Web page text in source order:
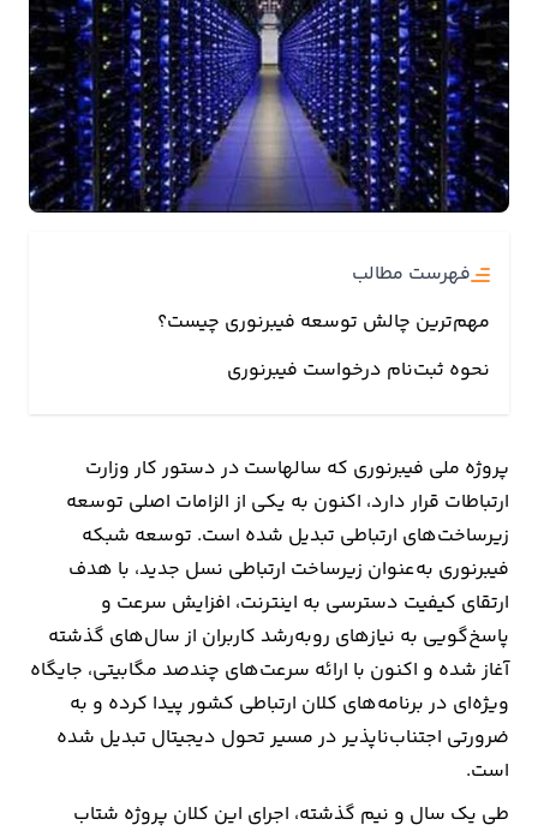
راه
و
مسکن
اقتصاد
ارتباطات
نوتیف
شناور
فهرست مطالب
مهم‌ترین چالش توسعه فیبرنوری چیست؟
نحوه ثبت‌نام درخواست فیبرنوری
پروژه ملی فیبرنوری که سالهاست در دستور کار وزارت
ارتباطات قرار دارد، اکنون به یکی از الزامات اصلی توسعه
زیرساخت‌های ارتباطی تبدیل شده است. توسعه شبکه
فیبرنوری به‌عنوان زیرساخت ارتباطی نسل جدید، با هدف
ارتقای کیفیت دسترسی به اینترنت، افزایش سرعت و
پاسخ‌گویی به نیازهای روبه‌رشد کاربران از سال‌های گذشته
آغاز شده و اکنون با ارائه سرعت‌های چندصد مگابیتی، جایگاه
ویژه‌ای در برنامه‌های کلان ارتباطی کشور پیدا کرده و به
ضرورتی اجتناب‌ناپذیر در مسیر تحول دیجیتال تبدیل شده
است.
طی یک سال و نیم گذشته، اجرای این کلان پروژه شتاب